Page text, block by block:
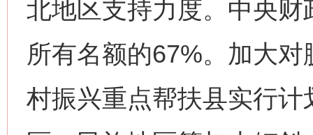
北地区支持力度。中央
所有名额的67%。加大
村振兴重点帮扶县实行